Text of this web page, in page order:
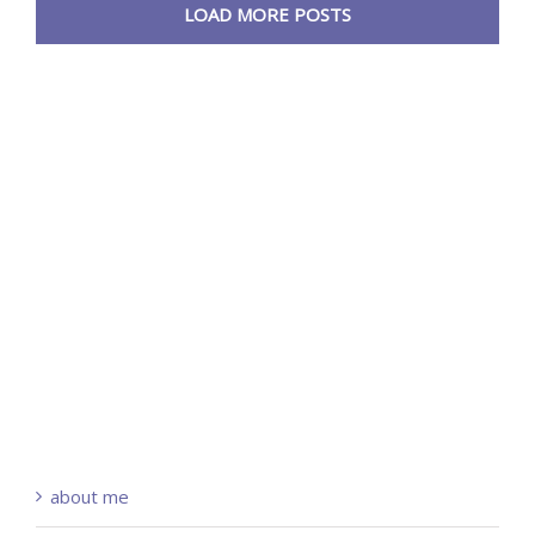
LOAD MORE POSTS
about me